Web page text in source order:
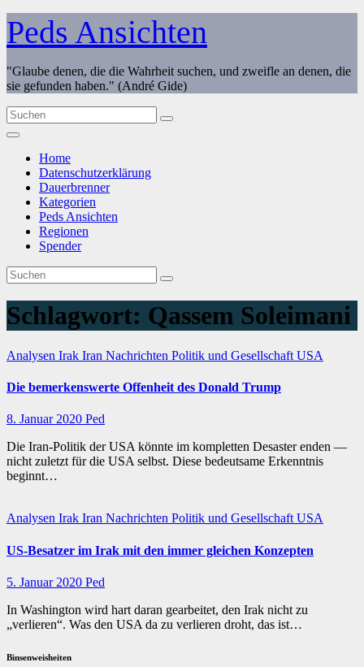
Zum
Inhalt
springen
Peds Ansichten
"Glaube denen, die die Wahrheit suchen, und zweifle an denen, die
sie gefunden haben." (André Gide)
Home
Datenschutzerklärung
Dauerbrenner
Kategorien
Peds Ansichten
Regionen
Spender
Schlagwort: Qassem Soleimani
Analysen Irak Iran Nachrichten Politik und Gesellschaft USA
Die bemerkenswerte Offenheit des Donald Trump
8. Januar 2020 Ped
Die Iran-Politik der USA könnte im kompletten Desaster enden —
nicht zuletzt für die USA selbst. Diese bedeutsame Erkenntnis
beginnt…
Analysen Irak Iran Nachrichten Politik und GesellschaftUSA
US-Besatzer im Irak mit den immer gleichen Konzepten
5. Januar 2020 Ped
In Washington wird hart daran gearbeitet, den Irak nicht zu
„verlieren“. Was den USA da zu verlieren droht, das ist…
Binsenweisheiten